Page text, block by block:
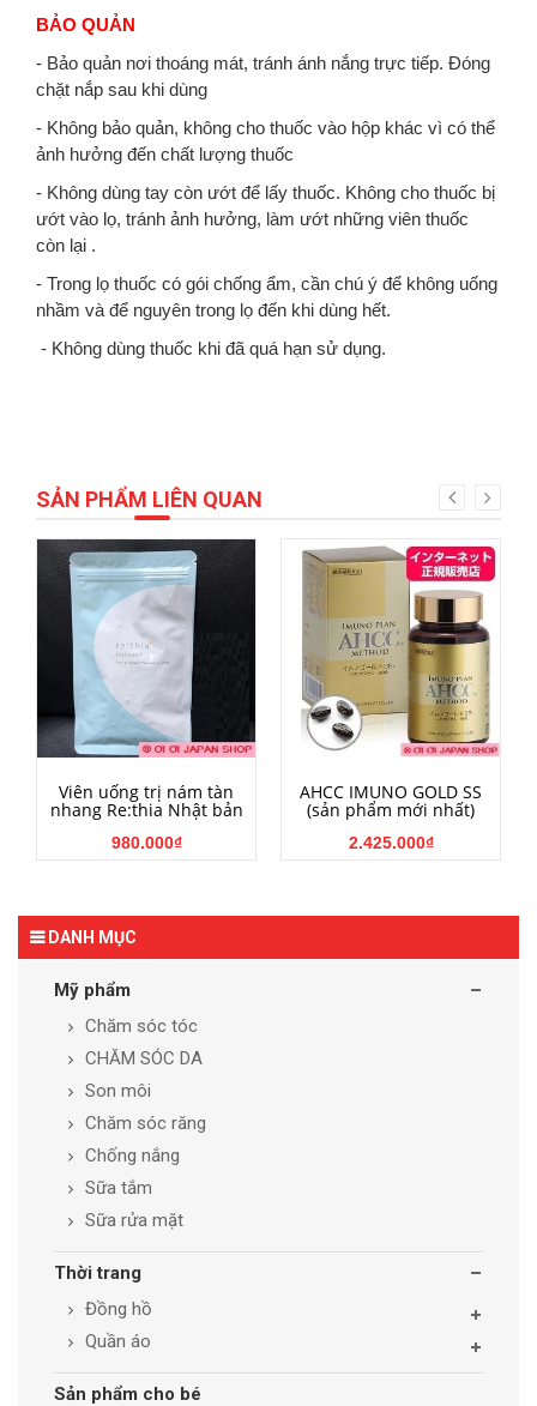
BẢO QUẢN
- Bảo quản nơi thoáng mát, tránh ánh nắng trực tiếp. Đóng
chặt nắp sau khi dùng
- Không bảo quản, không cho thuốc vào hộp khác vì có thể
ảnh hưởng đến chất lượng thuốc
- Không dùng tay còn ướt để lấy thuốc. Không cho thuốc bị
ướt vào lọ, tránh ảnh hưởng, làm ướt những viên thuốc
còn lại .
- Trong lọ thuốc có gói chống ẩm, cần chú ý để không uống
nhầm và để nguyên trong lọ đến khi dùng hết.
- Không dùng thuốc khi đã quá hạn sử dụng.
SẢN PHẨM LIÊN QUAN
HẾT HÀNG
Viên uống trị nám tàn
nhang Re:thia Nhật bản
980.000₫
HẾT HÀNG
AHCC IMUNO GOLD SS
(sản phẩm mới nhất)
2.425.000₫
DANH MỤC
Mỹ phẩm
Chăm sóc tóc
CHĂM SÓC DA
Son môi
Chăm sóc răng
Chống nắng
Sữa tắm
Sữa rửa mặt
Thời trang
Đồng hồ
Quần áo
Sản phẩm cho bé